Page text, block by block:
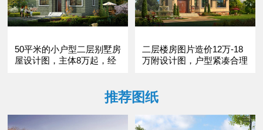
50平米的小户型二层别墅房
屋设计图，主体8万起，经
二层楼房图片造价12万-18
万附设计图，户型紧凑合理
推荐图纸